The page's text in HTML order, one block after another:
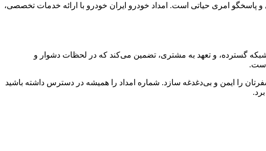
پاسخگو امری حیاتی است. امداد خودرو ایران خودرو با ارائه خدمات تخصصی،
گسترده، و تعهد به مشتری، تضمین می‌کند که در لحظات دشوار و
را ایمن و بی‌دغدغه سازد. شماره امداد را همیشه در دسترس داشته باشید